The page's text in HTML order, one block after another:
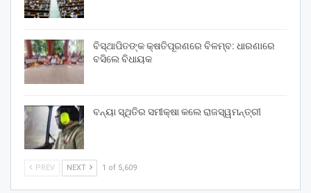
ବିସ୍ଥାପିତଙ୍କ କ୍ଷତିପୂରଣରେ ବିଳମ୍ବ: ଧାରଣାରେ
ବସିଲେ ବିଧାୟକ
ବନ୍ୟା ସ୍ଥିତିର ସମୀକ୍ଷା କଲେ ରାଜସ୍ୱମନ୍ତ୍ରୀ
PREV NEXT 1 of 5,609